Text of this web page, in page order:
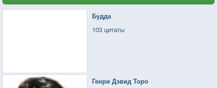
Будда
103 цитаты
Генри Дэвид Торо